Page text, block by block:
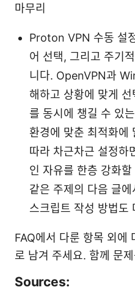
마무리
Proton VPN 수동 설
어 선택, 그리고 주기
니다. OpenVPN과
해하고 상황에 맞게
를 동시에 챙길 수 있
환경에 맞춘 최적화에
따라 차근차근 설정하
인 자유를 한층 강화
같은 주제의 다음 글
스크립트 작성 방법도
FAQ에서 다룬 항목 외에
로 남겨 주세요. 함께 문
Sources: